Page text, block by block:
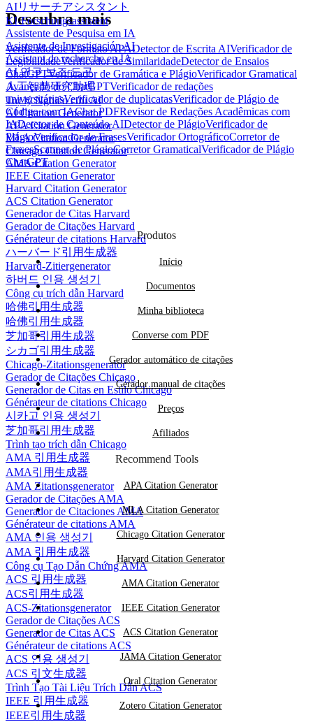
AIリサーチアシスタント
KI-Forschungsassistent
Assistente de Pesquisa em IA
Asistente de Investigación AI
Assistant de recherche en IA
AI 연구 보조 도구
人工智慧研究助理
Trợ lý Nghiên cứu AI
AI Citation Generator
APA Citation Generator
MLA Citation Generator
Chicago Citation Generator
AMA Citation Generator
IEEE Citation Generator
Harvard Citation Generator
ACS Citation Generator
Generador de Citas Harvard
Gerador de Citações Harvard
Générateur de citations Harvard
ハーバード引用生成器
Harvard-Zitiergenerator
하버드 인용 생성기
Công cụ trích dẫn Harvard
哈佛引用生成器
哈佛引用生成器
芝加哥引用生成器
シカゴ引用生成器
Chicago-Zitationsgenerator
Gerador de Citações Chicago
Generador de Citas en Estilo Chicago
Générateur de citations Chicago
시카고 인용 생성기
芝加哥引用生成器
Trình tạo trích dẫn Chicago
AMA 引用生成器
AMA引用生成器
AMA Zitationsgenerator
Gerador de Citações AMA
Generador de Citaciones AMA
Générateur de citations AMA
AMA 인용 생성기
AMA 引用生成器
Công cụ Tạo Dẫn Chứng AMA
ACS 引用生成器
ACS引用生成器
ACS-Zitationsgenerator
Gerador de Citações ACS
Generador de Citas ACS
Générateur de citations ACS
ACS 인용 생성기
ACS 引文生成器
Trình Tạo Tài Liệu Trích Dẫn ACS
IEEE 引用生成器
IEEE引用生成器
Descubra mais
Verificador de Formato APADetector de Escrita AIVerificador de
LegibilidadeVerificador de SimilaridadeDetector de Ensaios
ChatGPTVerificador de Gramática e PlágioVerificador Gramatical
Avançado do ChatGPTVerificador de redações
universitáriasVerificador de duplicatasVerificador de Plágio de
Código com IAChat PDFRevisor de Redações Acadêmicas com
IADetetor de Conteúdo AIDetector de PlágioVerificador de
PlágioVerificador de FrasesVerificador OrtográficoCorretor de
FrasesScanner de PlágioCorretor GramaticalVerificador de Plágio
ChatGPT
Produtos
Início
Documentos
Minha biblioteca
Converse com PDF
Gerador automático de citações
Gerador manual de citações
Preços
Afiliados
Recommend Tools
APA Citation Generator
MLA Citation Generator
Chicago Citation Generator
Harvard Citation Generator
AMA Citation Generator
IEEE Citation Generator
ACS Citation Generator
JAMA Citation Generator
Oral Citation Generator
Zotero Citation Generator